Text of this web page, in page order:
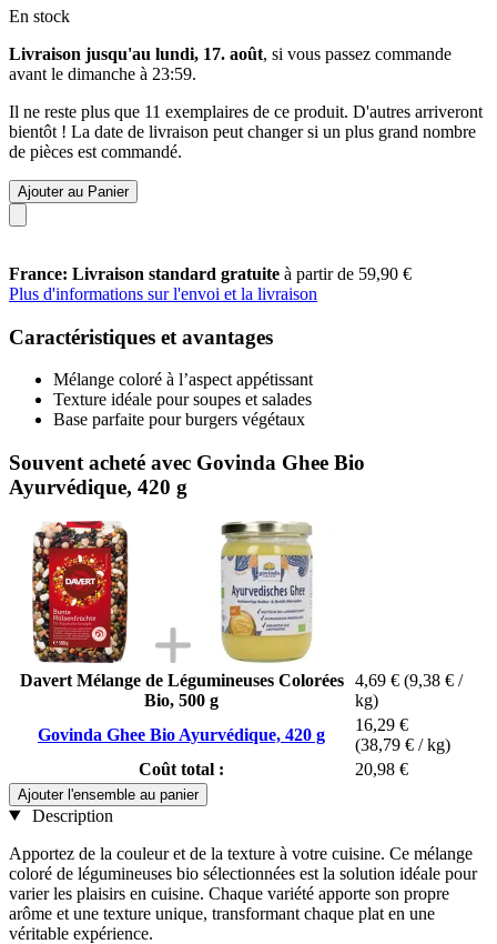
En stock
Livraison jusqu'au lundi, 17. août, si vous passez commande
avant le dimanche à 23:59.
Il ne reste plus que 11 exemplaires de ce produit. D'autres arriveront
bientôt ! La date de livraison peut changer si un plus grand nombre
de pièces est commandé.
Ajouter au Panier
France: Livraison standard gratuite à partir de 59,90 €
Plus d'informations sur l'envoi et la livraison
Caractéristiques et avantages
Mélange coloré à l’aspect appétissant
Texture idéale pour soupes et salades
Base parfaite pour burgers végétaux
Souvent acheté avec Govinda Ghee Bio
Ayurvédique, 420 g
Davert Mélange de Légumineuses Colorées
Bio, 500 g
4,69 € (9,38 € /
kg)
Govinda Ghee Bio Ayurvédique, 420 g
16,29 €
(38,79 € / kg)
Coût total :
20,98 €
Ajouter l'ensemble au panier
Description
Apportez de la couleur et de la texture à votre cuisine. Ce mélange
coloré de légumineuses bio sélectionnées est la solution idéale pour
varier les plaisirs en cuisine. Chaque variété apporte son propre
arôme et une texture unique, transformant chaque plat en une
véritable expérience.